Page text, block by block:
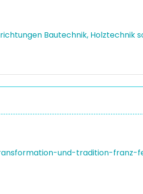
Bautechnik, Holztechnik
und-tradition-franz-